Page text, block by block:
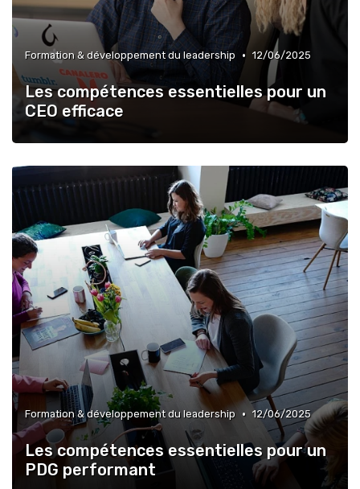
Formation & développement du leadership • 12/06/2025
Les compétences essentielles pour un
CEO efficace
Formation & développement du leadership • 12/06/2025
Les compétences essentielles pour un
PDG performant